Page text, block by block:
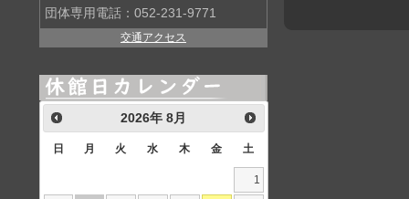
団体専用電話：052-231-9771
交通アクセス
2026年8月
日 月 火 水 木 金 土
1